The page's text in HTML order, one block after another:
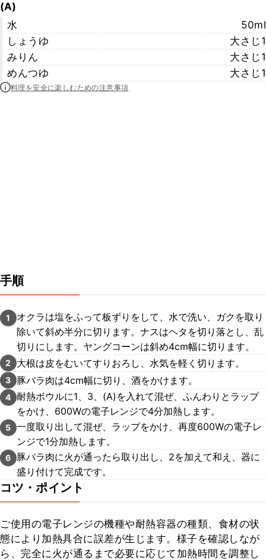
(A)
水
50ml
しょうゆ
大さじ1
みりん
大さじ1
めんつゆ
大さじ1
料理を安全に楽しむための注意事項
手順
1
オクラは塩をふって板ずりをして、水で洗い、ガクを取り
除いて斜め半分に切ります。ナスはヘタを切り落とし、乱
切りにします。ヤングコーンは斜め4cm幅に切ります。
2 大根は皮をむいてすりおろし、水気を軽く切ります。
3 豚バラ肉は4cm幅に切り、酒をかけます。
4 耐熱ボウルに1、3、(A)を入れて混ぜ、ふんわりとラップ
をかけ、600Wの電子レンジで4分加熱します。
5 一度取り出して混ぜ、ラップをかけ、再度600Wの電子レ
ンジで1分加熱します。
6
豚バラ肉に火が通ったら取り出し、2を加えて和え、器に
盛り付けて完成です。
コツ・ポイント
ご使用の電子レンジの機種や耐熱容器の種類、食材の状
態により加熱具合に誤差が生じます。様子を確認しなが
ら、完全に火が通るまで必要に応じて加熱時間を調整し